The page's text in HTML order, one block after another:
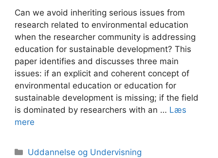
Can we avoid inheriting serious issues from
research related to environmental education
when the researcher community is addressing
education for sustainable development? This
paper identifies and discusses three main
issues: if an explicit and coherent concept of
environmental education or education for
sustainable development is missing; if the field
is dominated by researchers with an … Læs
mere
Kategorier
Uddannelse og Undervisning